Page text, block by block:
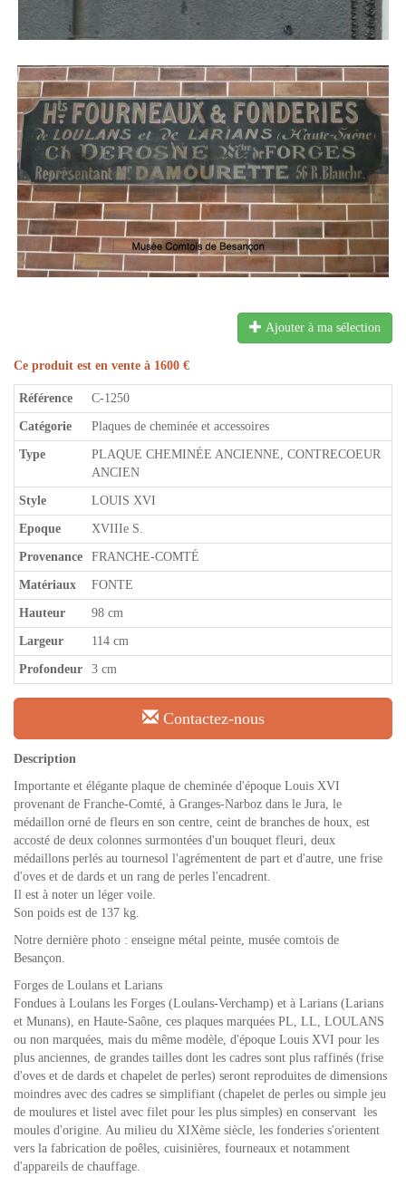
Ajouter à ma sélection
Ce produit est en vente à 1600 €
Référence C-1250
Catégorie Plaques de cheminée et accessoires
Type
PLAQUE CHEMINÉE ANCIENNE, CONTRECOEUR
ANCIEN
Style LOUIS XVI
Epoque XVIIIe S.
Provenance FRANCHE-COMTÉ
Matériaux FONTE
Hauteur 98 cm
Largeur 114 cm
Profondeur 3 cm
Contactez-nous
Description
Importante et élégante plaque de cheminée d'époque Louis XVI
provenant de Franche-Comté, à Granges-Narboz dans le Jura, le
médaillon orné de fleurs en son centre, ceint de branches de houx, est
accosté de deux colonnes surmontées d'un bouquet fleuri, deux
médaillons perlés au tournesol l'agrémentent de part et d'autre, une frise
d'oves et de dards et un rang de perles l'encadrent.
Il est à noter un léger voile.
Son poids est de 137 kg.
Notre dernière photo : enseigne métal peinte, musée comtois de
Besançon.
Forges de Loulans et Larians
Fondues à Loulans les Forges (Loulans-Verchamp) et à Larians (Larians
et Munans), en Haute-Saône, ces plaques marquées PL, LL, LOULANS
ou non marquées, mais du même modèle, d'époque Louis XVI pour les
plus anciennes, de grandes tailles dont les cadres sont plus raffinés (frise
d'oves et de dards et chapelet de perles) seront reproduites de dimensions
moindres avec des cadres se simplifiant (chapelet de perles ou simple jeu
de moulures et listel avec filet pour les plus simples) en conservant les
moules d'origine. Au milieu du XIXème siècle, les fonderies s'orientent
vers la fabrication de poêles, cuisinières, fourneaux et notamment
d'appareils de chauffage.